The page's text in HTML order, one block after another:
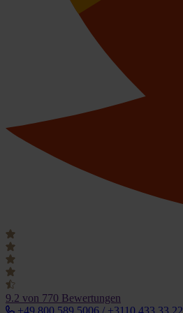
9.2 von 770 Bewertungen
+49 800 589 5006 / +3110 433 33 22